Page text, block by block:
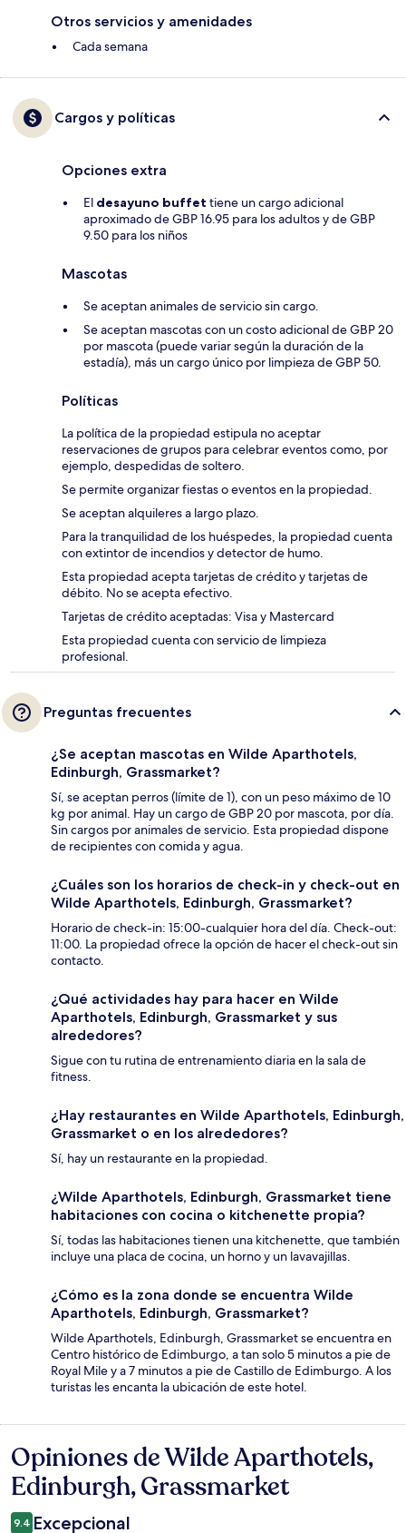
Otros servicios y amenidades
Cada semana
Cargos y políticas
Opciones extra
El desayuno buffet tiene un cargo adicional
aproximado de GBP 16.95 para los adultos y de GBP
9.50 para los niños
Mascotas
Se aceptan animales de servicio sin cargo.
Se aceptan mascotas con un costo adicional de GBP 20
por mascota (puede variar según la duración de la
estadía), más un cargo único por limpieza de GBP 50.
Políticas
La política de la propiedad estipula no aceptar
reservaciones de grupos para celebrar eventos como, por
ejemplo, despedidas de soltero.
Se permite organizar fiestas o eventos en la propiedad.
Se aceptan alquileres a largo plazo.
Para la tranquilidad de los huéspedes, la propiedad cuenta
con extintor de incendios y detector de humo.
Esta propiedad acepta tarjetas de crédito y tarjetas de
débito. No se acepta efectivo.
Tarjetas de crédito aceptadas: Visa y Mastercard
Esta propiedad cuenta con servicio de limpieza
profesional.
Preguntas frecuentes
¿Se aceptan mascotas en Wilde Aparthotels,
Edinburgh, Grassmarket?
Sí, se aceptan perros (límite de 1), con un peso máximo de 10
kg por animal. Hay un cargo de GBP 20 por mascota, por día.
Sin cargos por animales de servicio. Esta propiedad dispone
de recipientes con comida y agua.
¿Cuáles son los horarios de check-in y check-out en
Wilde Aparthotels, Edinburgh, Grassmarket?
Horario de check-in: 15:00-cualquier hora del día. Check-out:
11:00. La propiedad ofrece la opción de hacer el check-out sin
contacto.
¿Qué actividades hay para hacer en Wilde
Aparthotels, Edinburgh, Grassmarket y sus
alrededores?
Sigue con tu rutina de entrenamiento diaria en la sala de
fitness.
¿Hay restaurantes en Wilde Aparthotels, Edinburgh,
Grassmarket o en los alrededores?
Sí, hay un restaurante en la propiedad.
¿Wilde Aparthotels, Edinburgh, Grassmarket tiene
habitaciones con cocina o kitchenette propia?
Sí, todas las habitaciones tienen una kitchenette, que también
incluye una placa de cocina, un horno y un lavavajillas.
¿Cómo es la zona donde se encuentra Wilde
Aparthotels, Edinburgh, Grassmarket?
Wilde Aparthotels, Edinburgh, Grassmarket se encuentra en
Centro histórico de Edimburgo, a tan solo 5 minutos a pie de
Royal Mile y a 7 minutos a pie de Castillo de Edimburgo. A los
turistas les encanta la ubicación de este hotel.
Opiniones
Opiniones de Wilde Aparthotels,
Edinburgh, Grassmarket
9.4 Excepcional